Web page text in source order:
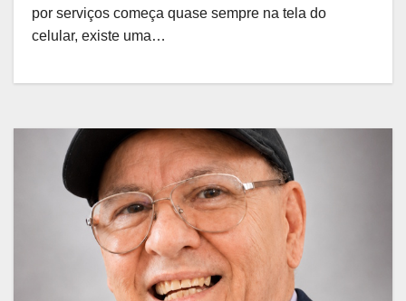
por serviços começa quase sempre na tela do
celular, existe uma…